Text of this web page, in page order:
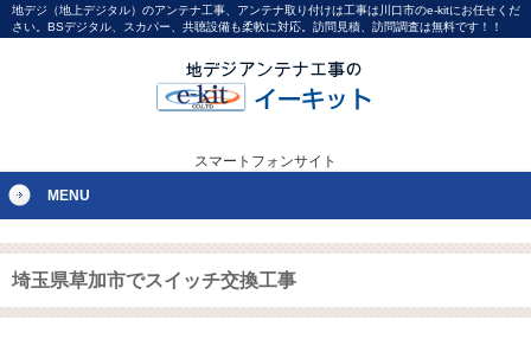
地デジ（地上デジタル）のアンテナ工事、アンテナ取り付けは工事は川口市のe-kitにお任せくだ
さい。BSデジタル、スカパー、共聴設備も柔軟に対応。訪問見積、訪問調査は無料です！！
スマートフォンサイト
MENU
埼玉県草加市でスイッチ交換工事